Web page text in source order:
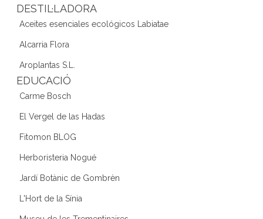
DESTIL·LADORA
Aceites esenciales ecológicos Labiatae
Alcarria Flora
Aroplantas S.L.
EDUCACIÓ
Carme Bosch
El Vergel de las Hadas
Fitomon BLOG
Herboristeria Nogué
Jardí Botànic de Gombrèn
L'Hort de la Sínia